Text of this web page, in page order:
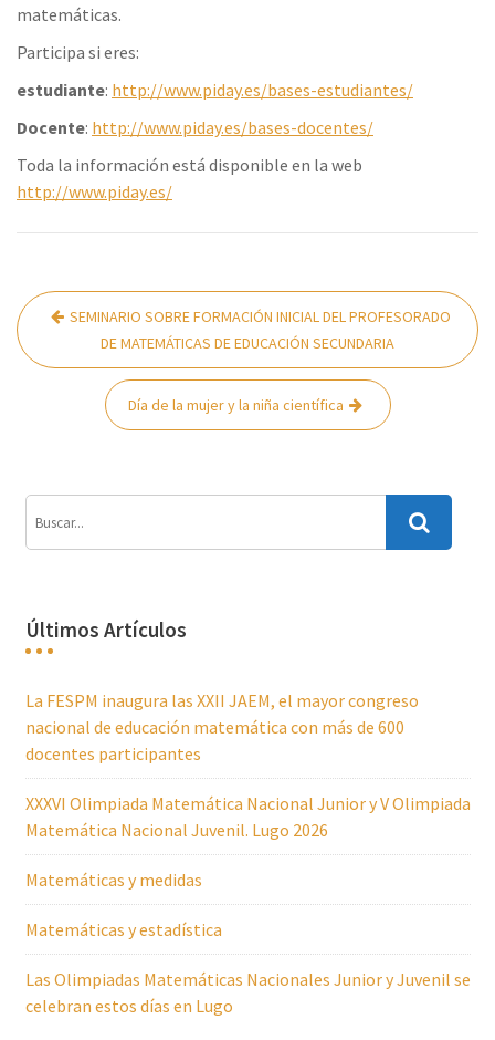
matemáticas.
Participa si eres:
estudiante: http://www.piday.es/bases-estudiantes/
Docente: http://www.piday.es/bases-docentes/
Toda la información está disponible en la web
http://www.piday.es/
Navegación
de
entradas
SEMINARIO SOBRE FORMACIÓN INICIAL DEL PROFESORADO
DE MATEMÁTICAS DE EDUCACIÓN SECUNDARIA
Día de la mujer y la niña científica
Últimos Artículos
La FESPM inaugura las XXII JAEM, el mayor congreso
nacional de educación matemática con más de 600
docentes participantes
XXXVI Olimpiada Matemática Nacional Junior y V Olimpiada
Matemática Nacional Juvenil. Lugo 2026
Matemáticas y medidas
Matemáticas y estadística
Las Olimpiadas Matemáticas Nacionales Junior y Juvenil se
celebran estos días en Lugo